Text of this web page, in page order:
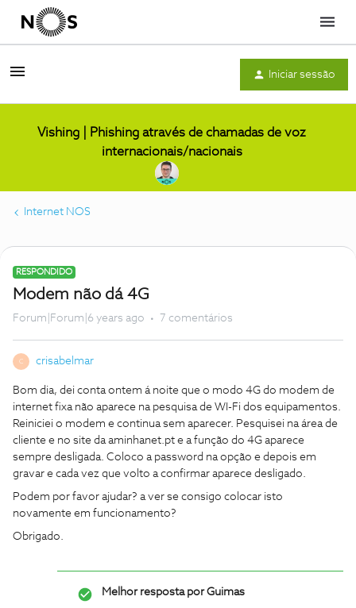
Menu
Iniciar sessão
Vishing | Phishing através de chamadas de voz
internacionais/nacionais
Internet NOS
RESPONDIDO
Modem não dá 4G
Forum|Forum|6 years ago 7 comentários
C crisabelmar
Bom dia, dei conta ontem á noite que o modo 4G do modem de
internet fixa não aparece na pesquisa de WI-Fi dos equipamentos.
Reiniciei o modem e continua sem aparecer. Pesquisei na área de
cliente e no site da aminhanet.pt e a função do 4G aparece
sempre desligada. Coloco a password na opção e depois em
gravar e cada vez que volto a confirmar aparece desligado.
Podem por favor ajudar? a ver se consigo colocar isto
novamente em funcionamento?
Obrigado.
Melhor resposta porGuimas